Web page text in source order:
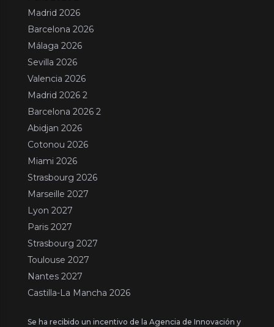
Madrid 2026
Barcelona 2026
Málaga 2026
Sevilla 2026
Valencia 2026
Madrid 2026 2
Barcelona 2026 2
Abidjan 2026
Cotonou 2026
Miami 2026
Strasbourg 2026
Marseille 2027
Lyon 2027
Paris 2027
Strasbourg 2027
Toulouse 2027
Nantes 2027
Castilla-La Mancha 2026
Se ha recibido un incentivo de la Agencia de Innovación y